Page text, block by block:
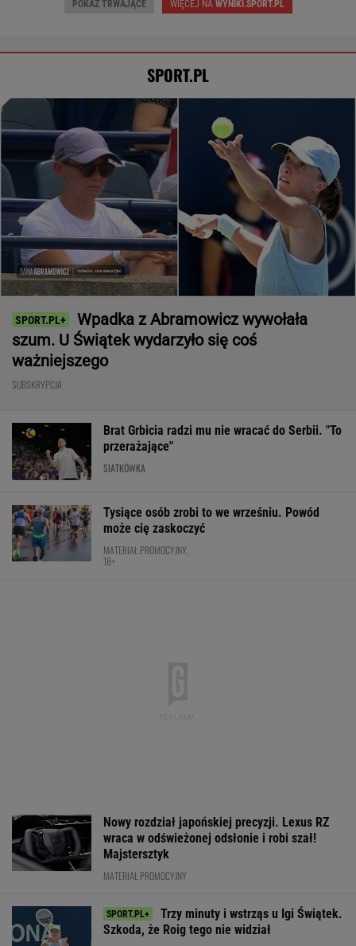
POKAŻ TRWAJĄCE WIĘCEJ NA WYNIKI.SPORT.PL
SPORT.PL
Wpadka z Abramowicz wywołała
szum. U Świątek wydarzyło się coś
ważniejszego
SUBSKRYPCJA
Brat Grbicia radzi mu nie wracać do Serbii. "To
przerażające"
SIATKÓWKA
Tysiące osób zrobi to we wrześniu. Powód
może cię zaskoczyć
MATERIAŁ PROMOCYJNY,
18+
Nowy rozdział japońskiej precyzji. Lexus RZ
wraca w odświeżonej odsłonie i robi szał!
Majstersztyk
MATERIAŁ PROMOCYJNY
Trzy minuty i wstrząs u Igi Świątek.
Szkoda, że Roig tego nie widział